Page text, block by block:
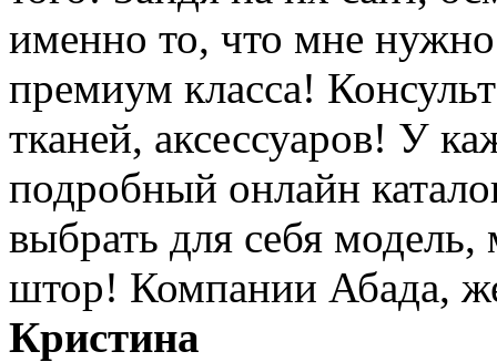
именно то, что мне
премиум класса!
тканей, аксессуаров! У
подробный онлайн
выбрать для себя
штор! Компании Абада,
Кристина